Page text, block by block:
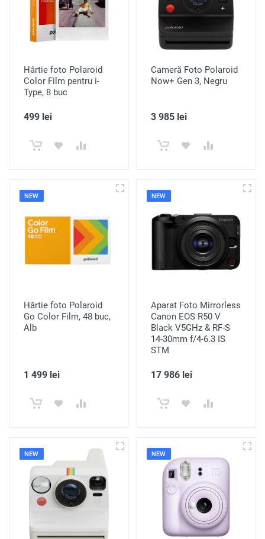
Hârtie foto Polaroid
Color Film pentru i-
Type, 8 buc
499 lei
Cameră Foto Polaroid
Now+ Gen 3, Negru
3 985 lei
NEW
Hârtie foto Polaroid
Go Color Film, 48 buc,
Alb
1 499 lei
NEW
Aparat Foto Mirrorless
Canon EOS R50 V
Black V5GHz & RF-S
14-30mm f/4-6.3 IS
STM
17 986 lei
NEW NEW